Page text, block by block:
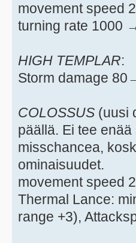
movement speed
turning rate 1000
HIGH TEMPLAR:
Storm damage
COLOSSUS (uusi
päällä. Ei tee
misschancea,
ominaisuudet.
movement speed
Thermal Lance:
range +3),